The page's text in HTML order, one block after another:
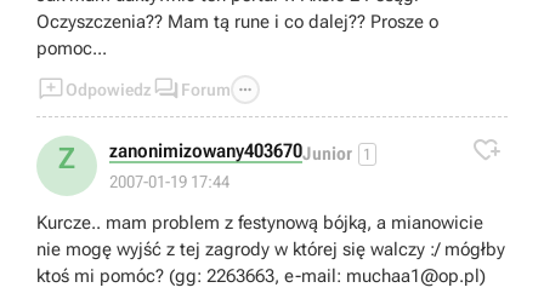
Oczyszczenia?? Mam tą rune i co dalej?? Prosze o
pomoc...
Odpowiedz  Forum 
Z zanonimizowany403670Junior 1
2007-01-19 17:44

Kurcze.. mam problem z festynową bójką, a mianowicie
nie mogę wyjść z tej zagrody w której się walczy :/ mógłby
ktoś mi pomóc? (gg: 2263663, e-mail: muchaa1@op.pl)